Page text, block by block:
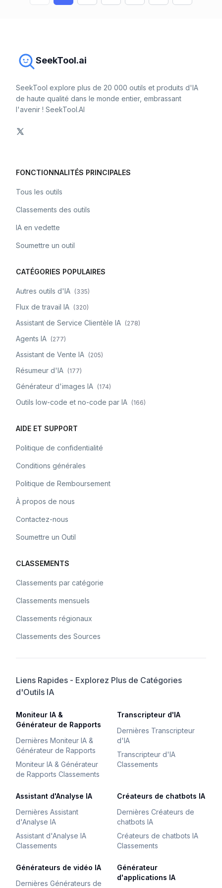
SeekTool.ai
SeekTool explore plus de 20 000 outils et produits d'IA
de haute qualité dans le monde entier, embrassant
l'avenir ! SeekTool.AI
FONCTIONNALITÉS PRINCIPALES
Tous les outils
Classements des outils
IA en vedette
Soumettre un outil
CATÉGORIES POPULAIRES
Autres outils d'IA (335)
Flux de travail IA (320)
Assistant de Service Clientèle IA (278)
Agents IA (277)
Assistant de Vente IA (205)
Résumeur d'IA (177)
Générateur d'images IA (174)
Outils low-code et no-code par IA (166)
AIDE ET SUPPORT
Politique de confidentialité
Conditions générales
Politique de Remboursement
À propos de nous
Contactez-nous
Soumettre un Outil
CLASSEMENTS
Classements par catégorie
Classements mensuels
Classements régionaux
Classements des Sources
Liens Rapides - Explorez Plus de Catégories
d'Outils IA
Moniteur IA &
Générateur de Rapports
Dernières Moniteur IA &
Générateur de Rapports
Moniteur IA & Générateur
de Rapports Classements
Transcripteur d'IA
Dernières Transcripteur
d'IA
Transcripteur d'IA
Classements
Assistant d'Analyse IA
Dernières Assistant
d'Analyse IA
Assistant d'Analyse IA
Classements
Créateurs de chatbots IA
Dernières Créateurs de
chatbots IA
Créateurs de chatbots IA
Classements
Générateurs de vidéo IA
Dernières Générateurs de
Générateur
d'applications IA